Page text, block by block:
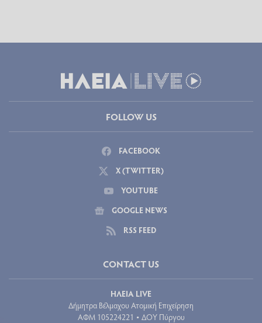
FOLLOW US
FACEBOOK
X (TWITTER)
YOUTUBE
GOOGLE NEWS
RSS FEED
CONTACT US
ΗΛΕΙΑ LIVE
Δήμητρα Βέλμαχου Ατομική Επιχείρηση
ΑΦΜ 105224221 • ΔΟΥ Πύργου